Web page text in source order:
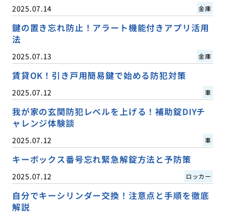
2025.07.14 金庫
鍵の置き忘れ防止！アラート機能付きアプリ活用
法
2025.07.13 金庫
賃貸OK！引き戸用簡易鍵で始める防犯対策
2025.07.12 車
我が家の玄関防犯レベルを上げる！補助錠DIYチ
ャレンジ体験談
2025.07.12 車
キーボックス番号忘れ緊急解錠方法と予防策
2025.07.12 ロッカー
自分でキーシリンダー交換！注意点と手順を徹底
解説